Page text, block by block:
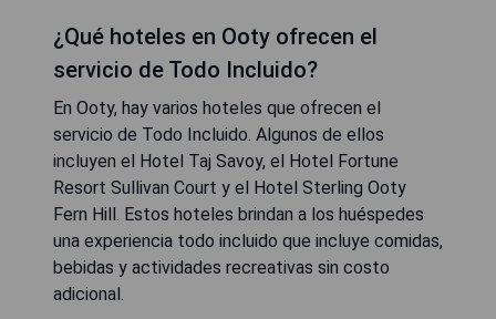
¿Qué hoteles en Ooty ofrecen el
servicio de Todo Incluido?
En Ooty, hay varios hoteles que ofrecen el
servicio de Todo Incluido. Algunos de ellos
incluyen el Hotel Taj Savoy, el Hotel Fortune
Resort Sullivan Court y el Hotel Sterling Ooty
Fern Hill. Estos hoteles brindan a los huéspedes
una experiencia todo incluido que incluye comidas,
bebidas y actividades recreativas sin costo
adicional.